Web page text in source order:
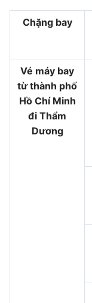
Chặng bay
Vé máy bay
từ thành phố
Hồ Chí Minh
đi Thẩm
Dương